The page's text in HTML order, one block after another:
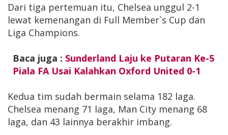
Dari tiga pertemuan itu, Chelsea unggul 2-1
lewat kemenangan di Full Member`s Cup dan
Liga Champions.
Baca juga : Sunderland Laju ke Putaran Ke-5
Piala FA Usai Kalahkan Oxford United 0-1
Kedua tim sudah bermain selama 182 laga.
Chelsea menang 71 laga, Man City menang 68
laga, dan 43 lainnya berakhir imbang.